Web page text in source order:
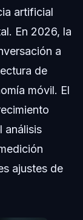
artificial
En 2026, la
a
de
móvil. El
análisis
ajustes de